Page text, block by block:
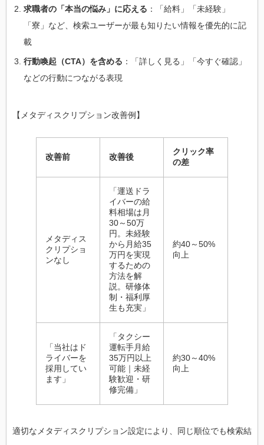
求職者の「本当の悩み」に応える ：「給料」「未経験」
「寮」など、検索ユーザーが最も知りたい情報を優先的に記
載
行動喚起（CTA）を含める ：「詳しく見る」「今すぐ確認」
などの行動につながる表現
【メタディスクリプション改善例】
改善前 改善後
クリック率
の差
メタディス
クリプショ
ンなし
「運送ドラ
イバーの給
料相場は月
30～50万
円。未経験
から月給35
万円を実現
するための
方法を解
説。研修体
制・福利厚
生も充実」
約40～50%
向上
「当社はド
ライバーを
採用してい
ます」
「タクシー
運転手月給
35万円以上
可能｜未経
験歓迎・研
修完備」
約30～40%
向上
適切なメタディスクリプション設定により、同じ順位でも検索結